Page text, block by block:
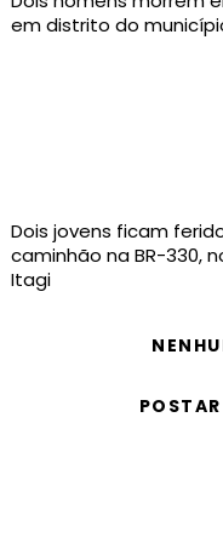
em distrito do
Dois jovens ficam
caminhão na BR-330,
Itagi